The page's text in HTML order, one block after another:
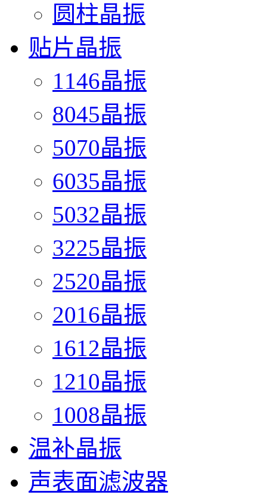
圆柱晶振
贴片晶振
1146晶振
8045晶振
5070晶振
6035晶振
5032晶振
3225晶振
2520晶振
2016晶振
1612晶振
1210晶振
1008晶振
温补晶振
声表面滤波器